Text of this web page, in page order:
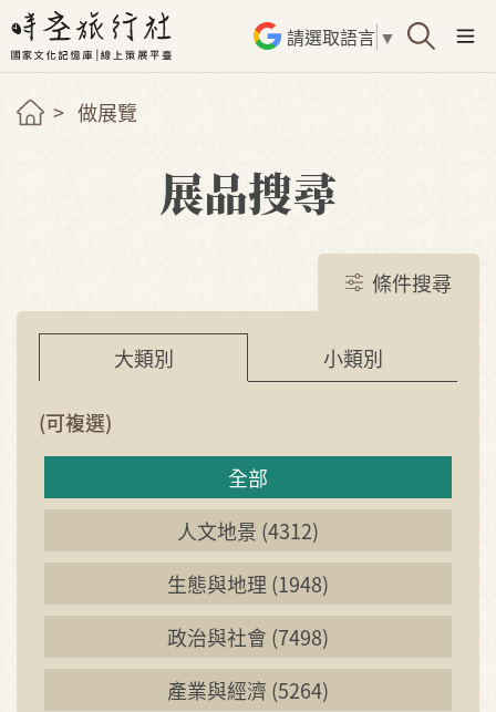
請選取語言 ▼
做展覽
展品搜尋
條件搜尋
大類別 小類別
(可複選)
全部
人文地景 (4312)
生態與地理 (1948)
政治與社會 (7498)
產業與經濟 (5264)